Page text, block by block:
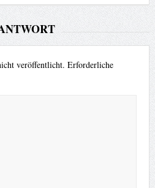
veröffentlicht. Erforderliche